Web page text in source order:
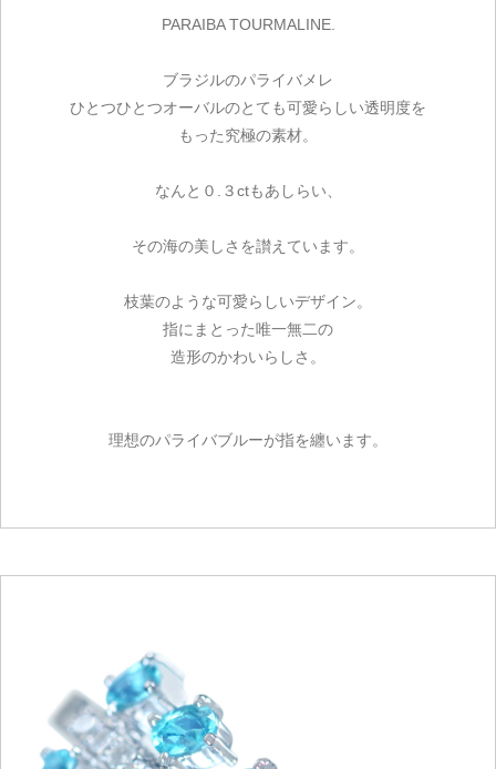
PARAIBA TOURMALINE.
ブラジルのパライバメレ
ひとつひとつオーバルのとても可愛らしい透明度を
もった究極の素材。
なんと０.３ctもあしらい、
その海の美しさを讃えています。
枝葉のような可愛らしいデザイン。
指にまとった唯一無二の
造形のかわいらしさ。
理想のパライバブルーが指を纏います。